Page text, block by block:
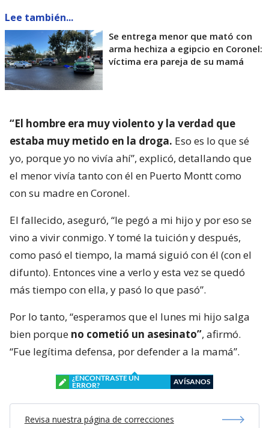
Lee también...
Se entrega menor que mató con
arma hechiza a egipcio en Coronel:
víctima era pareja de su mamá
“El hombre era muy violento y la verdad que
estaba muy metido en la droga. Eso es lo que sé
yo, porque yo no vivía ahí”, explicó, detallando que
el menor vivía tanto con él en Puerto Montt como
con su madre en Coronel.
El fallecido, aseguró, “le pegó a mi hijo y por eso se
vino a vivir conmigo. Y tomé la tuición y después,
como pasó el tiempo, la mamá siguió con él (con el
difunto). Entonces vine a verlo y esta vez se quedó
más tiempo con ella, y pasó lo que pasó”.
Por lo tanto, “esperamos que el lunes mi hijo salga
bien porque no cometió un asesinato”, afirmó.
“Fue legítima defensa, por defender a la mamá”.
¿ENCONTRASTE UN
ERROR?
AVÍSANOS
Revisa nuestra página de correcciones